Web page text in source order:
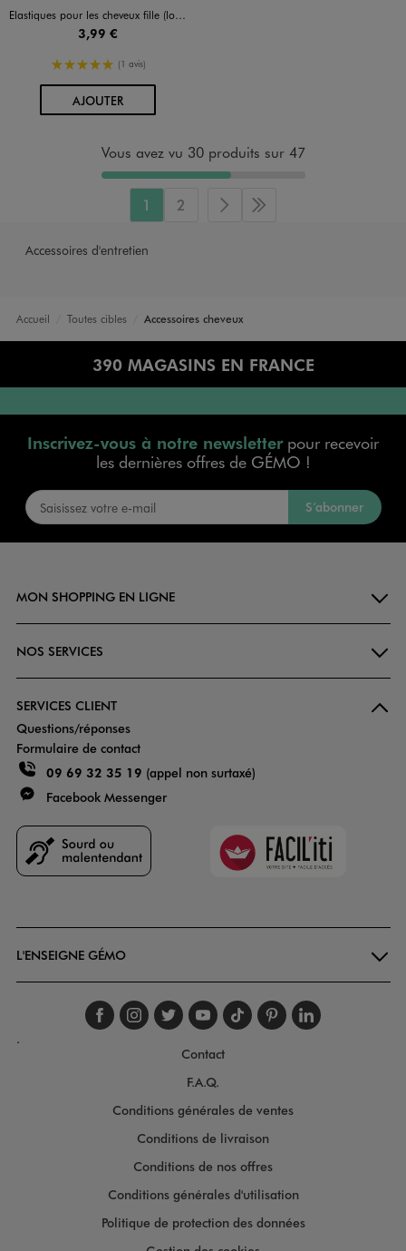
Elastiques pour les cheveux fille (lot de 6)
3,99 €
5/5 de moyenne
(1 avis)
AJOUTERAU PANIER
Vous avez vu 30 produits sur 47
1 2 Page suivante
Dernière page
Accessoires d'entretien
Accueil Toutes cibles Accessoires cheveux
390 MAGASINS EN FRANCE
Inscrivez-vous à notre newsletterpour recevoir
les dernières offres de GÉMO !
S’abonner
MON SHOPPING EN LIGNE
NOS SERVICES
SERVICES CLIENT
Questions/réponses
Formulaire de contact
09 69 32 35 19 (appel non surtaxé)
Facebook Messenger
Faciliti
L'ENSEIGNE GÉMO
Suivez-nous sur
Suivez-nous sur
Suivez-nous sur
Suivez-nous
Suivez-nous
Suivez-
.
Contact
F.A.Q.
Conditions générales de ventes
Conditions de livraison
Conditions de nos offres
Conditions générales d'utilisation
Politique de protection des données